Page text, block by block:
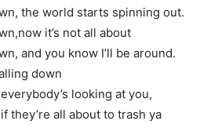
the world starts spinning out.
it’s not all about
and you know I’ll be around.
down
looking at you,
they’re all about to trash ya